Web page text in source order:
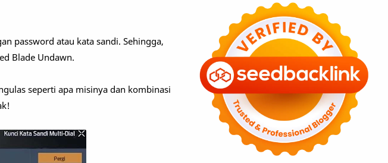
password atau kata sandi. Sehingga,
Blade Undawn.
seperti apa misinya dan kombinasi